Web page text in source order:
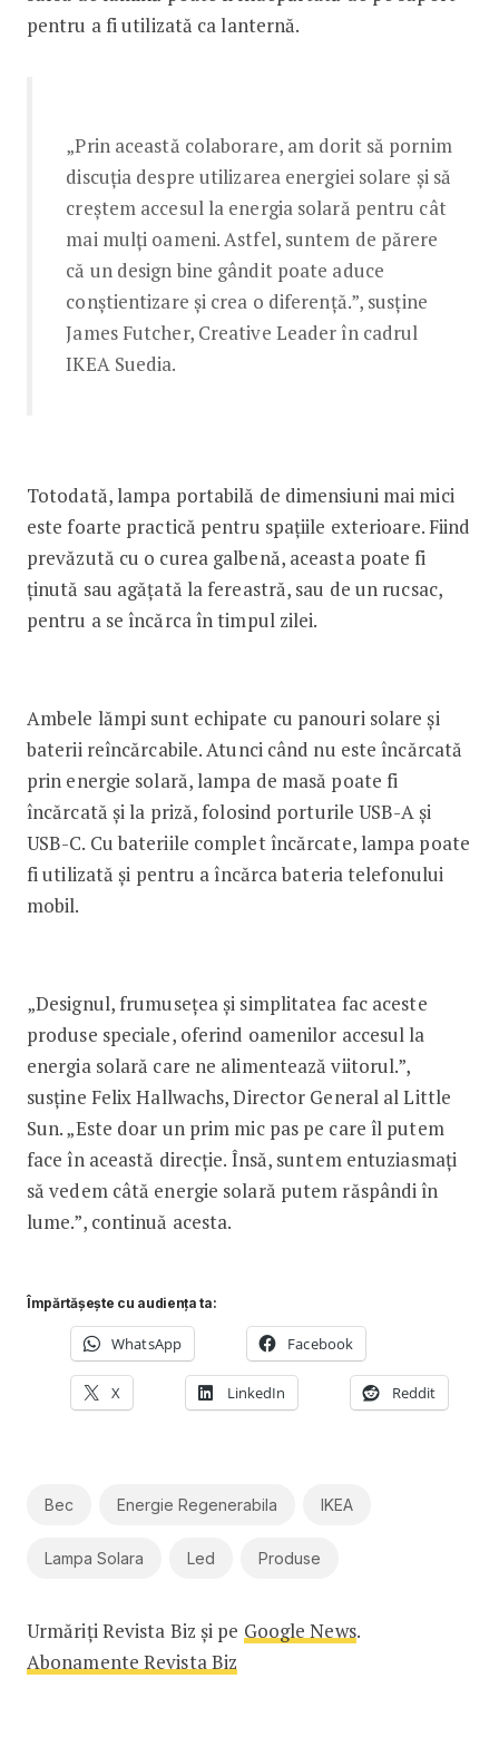
pentru a fi utilizată ca lanternă.
„Prin această colaborare, am dorit să pornim
discuția despre utilizarea energiei solare și să
creștem accesul la energia solară pentru cât
mai mulți oameni. Astfel, suntem de părere
că un design bine gândit poate aduce
conștientizare și crea o diferență.”, susține
James Futcher, Creative Leader în cadrul
IKEA Suedia.
Totodată, lampa portabilă de dimensiuni mai mici
este foarte practică pentru spațiile exterioare. Fiind
prevăzută cu o curea galbenă, aceasta poate fi
ținută sau agățată la fereastră, sau de un rucsac,
pentru a se încărca în timpul zilei.
Ambele lămpi sunt echipate cu panouri solare și
baterii reîncărcabile. Atunci când nu este încărcată
prin energie solară, lampa de masă poate fi
încărcată și la priză, folosind porturile USB-A și
USB-C. Cu bateriile complet încărcate, lampa poate
fi utilizată și pentru a încărca bateria telefonului
mobil.
„Designul, frumusețea și simplitatea fac aceste
produse speciale, oferind oamenilor accesul la
energia solară care ne alimentează viitorul.”,
susține Felix Hallwachs, Director General al Little
Sun. „Este doar un prim mic pas pe care îl putem
face în această direcție. Însă, suntem entuziasmați
să vedem câtă energie solară putem răspândi în
lume.”, continuă acesta.
Împărtășește cu audiența ta:
WhatsApp Facebook
X LinkedIn Reddit
Bec Energie Regenerabila IKEA
Lampa Solara Led Produse
Urmăriți Revista Biz și pe Google News.
Abonamente Revista Biz